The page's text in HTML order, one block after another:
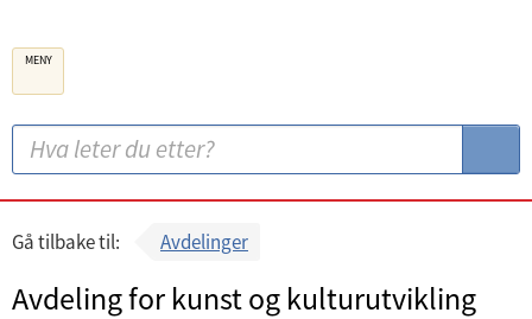
g
e
n
m
ø
k
:
S
ø
MENY
Gå tilbake til: Avdelinger
Avdeling for kunst og kulturutvikling